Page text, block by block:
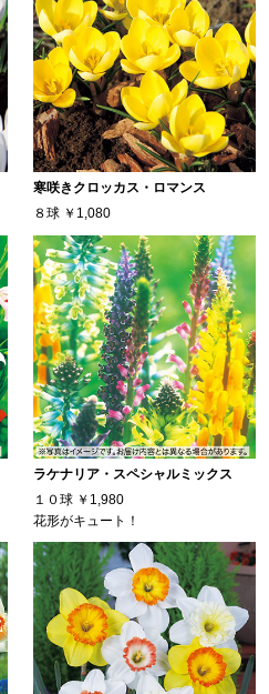
寒咲きクロッカス・ロマンス
８球 ￥1,080
ラケナリア・スペシャルミックス
１０球 ￥1,980
花形がキュート！